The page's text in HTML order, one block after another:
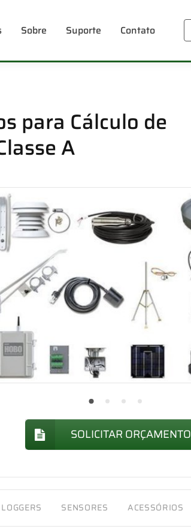
Sobre Suporte Contato
para Cálculo de
A
SOLICITAR ORÇAMENTO
SENSORES ACESSÓRIOS